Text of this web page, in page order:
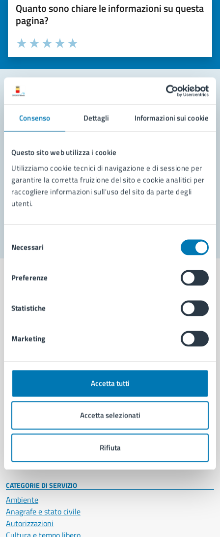
Consenso Dettagli Informazioni sui cookie
Questo sito web utilizza i cookie
Utilizziamo cookie tecnici di navigazione e di sessione per
garantire la corretta fruizione del sito e cookie analitici per
raccogliere informazioni sull'uso del sito da parte degli
utenti.
delNecessari
Preferenze
Statistiche
Marketing
Accetta tutti
Accetta selezionati
Rifiuta
Quanto sono chiare le informazioni su questa
pagina?
Valuta la chiarezza delle informazioni (da 1 a 5 stelle)
Seleziona il numero di stelle per valutare la chiarezza delle
Valuta 5 stelle su 5
Valuta 4 stelle su 5
Valuta 3 stelle su 5
Valuta 2 stelle su 5
Valuta 1 stelle su 5
Leggi le domande frequenti
Richiedi assistenza
Prenota appuntamento
Problemi in città
Comune di Napoli
AMMINISTRAZIONE
Organi di governo
Enti e fondazioni
Personale amministrativo
Intranet, posta aziendale e protocollo
CATEGORIE DI SERVIZIO
Ambiente
Anagrafe e stato civile
Autorizzazioni